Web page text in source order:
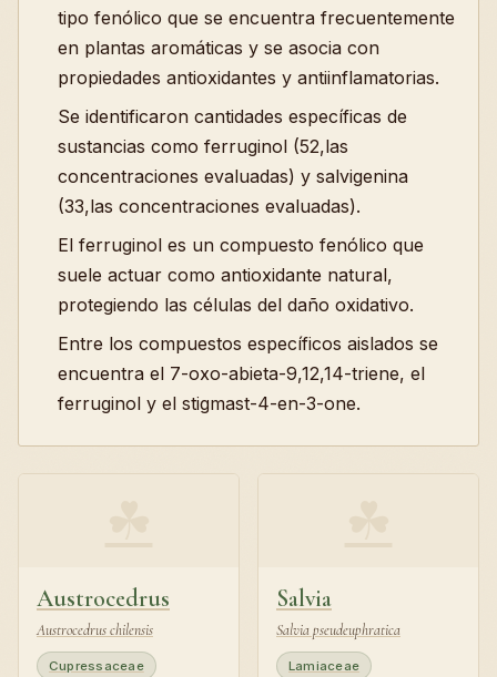
tipo fenólico que se encuentra frecuentemente
en plantas aromáticas y se asocia con
propiedades antioxidantes y antiinflamatorias.
Se identificaron cantidades específicas de
sustancias como ferruginol (52,las
concentraciones evaluadas) y salvigenina
(33,las concentraciones evaluadas).
El ferruginol es un compuesto fenólico que
suele actuar como antioxidante natural,
protegiendo las células del daño oxidativo.
Entre los compuestos específicos aislados se
encuentra el 7-oxo-abieta-9,12,14-triene, el
ferruginol y el stigmast-4-en-3-one.
Austrocedrus
Austrocedrus chilensis
Cupressaceae
Salvia
Salvia pseudeuphratica
Lamiaceae